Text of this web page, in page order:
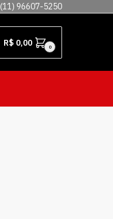
(11) 96607-5250
R$ 0,00 0